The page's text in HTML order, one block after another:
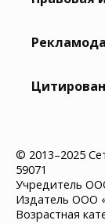
© 2013–2025
59071
Учредитель
Издатель ООО
Возрастная